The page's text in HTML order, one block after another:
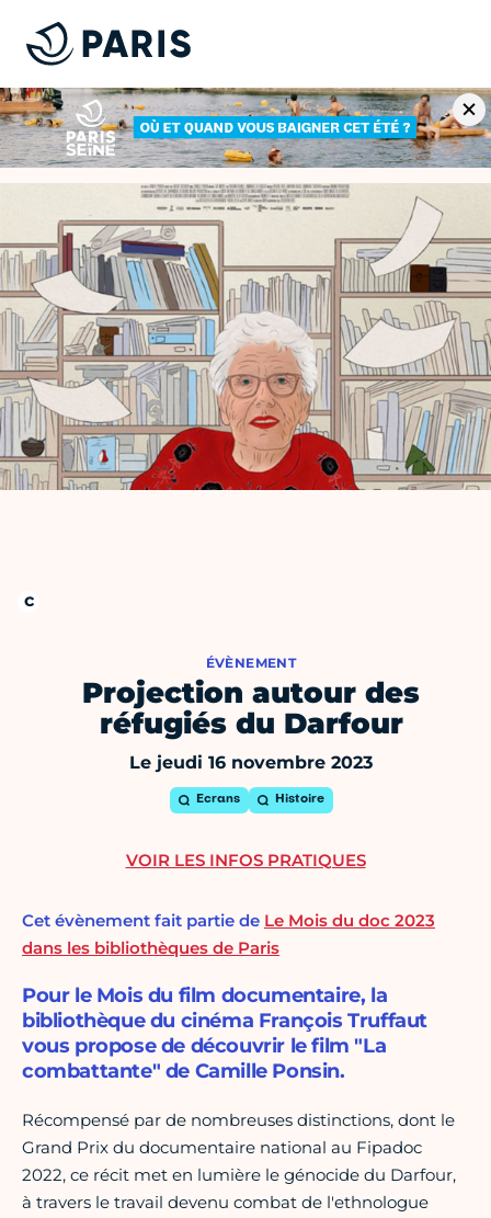
ÉVÈNEMENT
Projection autour des
réfugiés du Darfour
Le jeudi 16 novembre 2023
Ecrans Histoire
Cet évènement fait partie de Le Mois du doc 2023
dans les bibliothèques de Paris
Pour le Mois du film documentaire, la
bibliothèque du cinéma François Truffaut
vous propose de découvrir le film "La
combattante" de Camille Ponsin.
Récompensé par de nombreuses distinctions, dont le
Grand Prix du documentaire national au Fipadoc
2022, ce récit met en lumière le génocide du Darfour,
à travers le travail devenu combat de l'ethnologue
VOIR LES INFOS PRATIQUES